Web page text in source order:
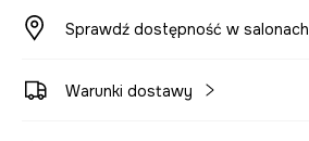
Sprawdź dostępność w salonach
Warunki dostawy